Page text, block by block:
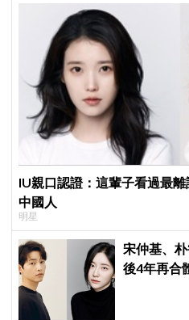
IU親口認證：這輩子看過最
中國人
明星
宋仲基、
後4年再合